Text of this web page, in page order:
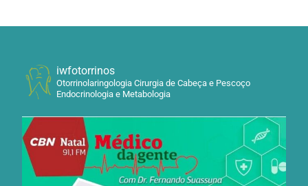
iwfotorrinos
Otorrinolaringologia Cirurgia de Cabeça e Pescoço
Endocrinologia e Metabologia